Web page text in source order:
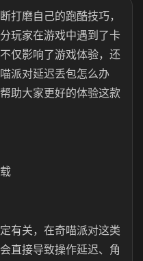
打磨自己的跑酷技巧，
玩家在游戏中遇到了卡
仅影响了游戏体验，还
派对延迟丢包怎么办
助大家更好的体验这款
有关，在奇喵派对这类
直接导致操作延迟、角